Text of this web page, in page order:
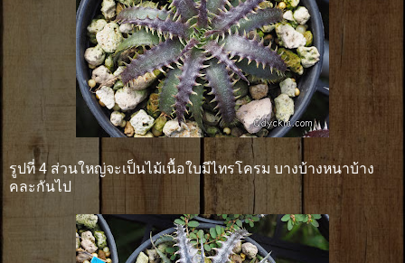
รูปที่ 4 ส่วนใหญ่จะเป็นไม้เนื้อใบมีไทรโครม บางบ้างหนาบ้าง
คละกันไป